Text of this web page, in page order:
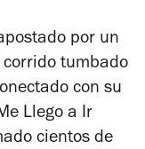
por un
tumbado
con su
Llego a Ir
cientos de